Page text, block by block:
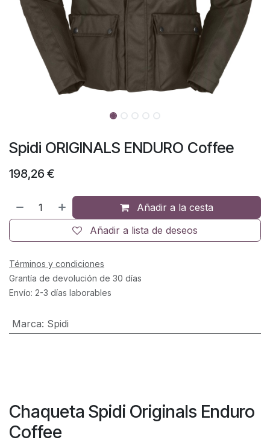
Spidi ORIGINALS ENDURO Coffee
198,26 €
Añadir a la cesta
Añadir a lista de deseos
Términos y condiciones
Grantía de devolución de 30 días
Envío: 2-3 días laborables
Marca: Spidi
Chaqueta Spidi Originals Enduro
Coffee